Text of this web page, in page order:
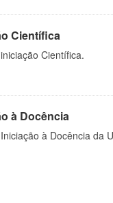
Científica
Científica.
à Docência
à Docência da